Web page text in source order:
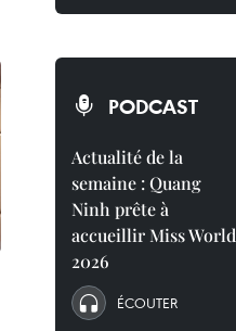
PODCAST
Actualité de la
semaine : Quang
Ninh prête à
accueillir Miss World
2026
ÉCOUTER